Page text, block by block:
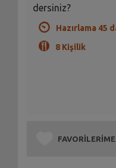
dersiniz?
Hazırlama 45
8 Kişilik